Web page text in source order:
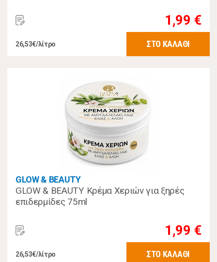
1,99 €
26,53€/λίτρο ΣΤΟ ΚΑΛΑΘΙ
GLOW & BEAUTY
GLOW & BEAUTY Κρέμα Χεριών για ξηρές
επιδερμίδες 75ml
1,99 €
26,53€/λίτρο ΣΤΟ ΚΑΛΑΘΙ